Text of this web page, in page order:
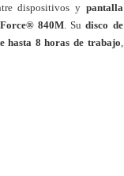
dispositivos y pantalla
840M. Sudisco de
hasta 8 horas de trabajo